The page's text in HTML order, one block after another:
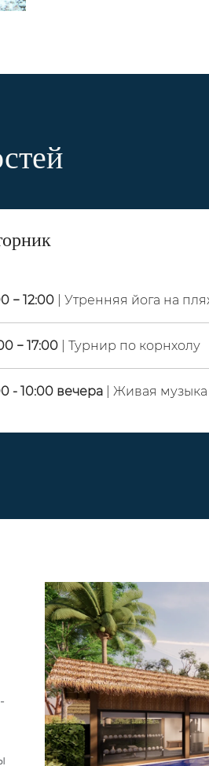
− 12:00 | Утренняя йога на
− 17:00 | Турнир по корнхолу
- 10:00 вечера | Живая музыка